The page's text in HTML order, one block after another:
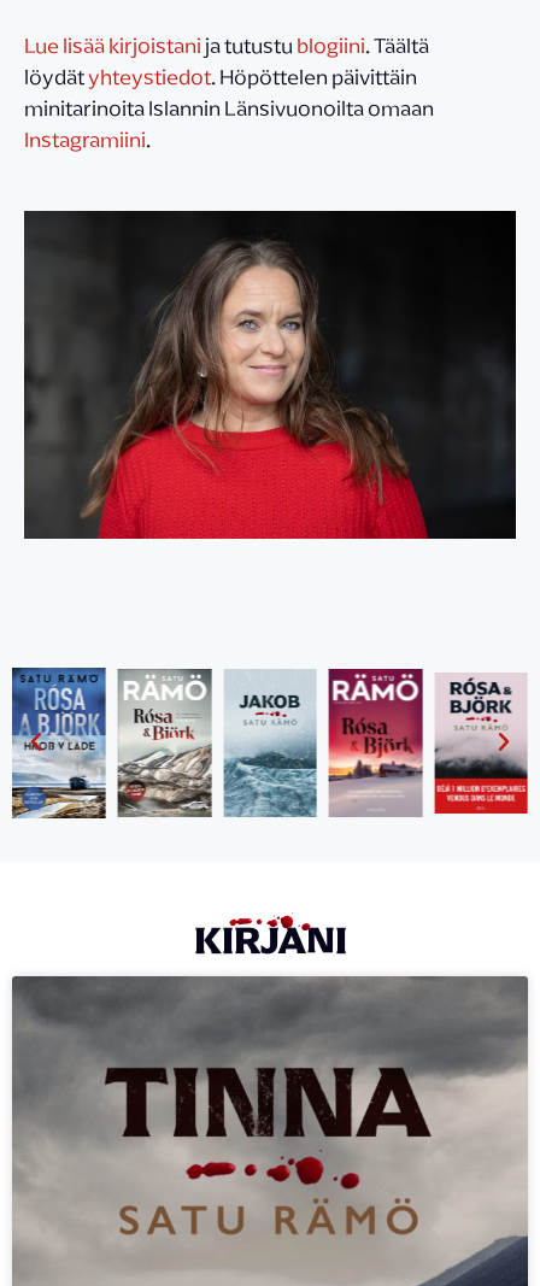
Lue lisää kirjoistanija tutustublogiini. Täältä
löydätyhteystiedot. Höpöttelen päivittäin
minitarinoita Islannin Länsivuonoilta omaan
Instagramiini.
KIRJANI